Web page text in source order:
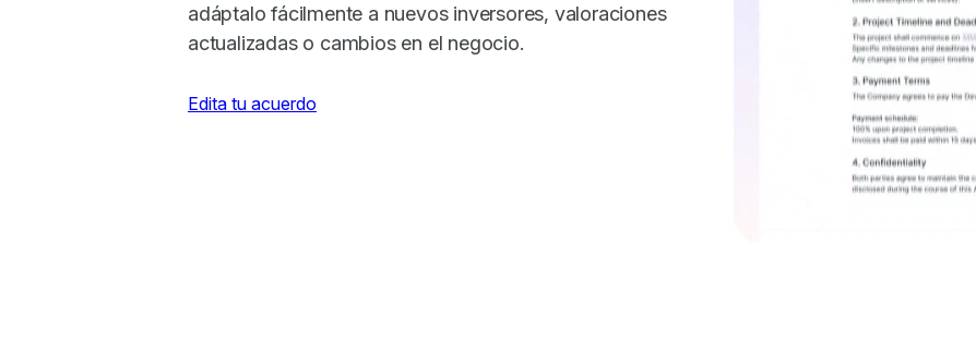
adáptalo fácilmente a nuevos inversores, valoraciones
actualizadas o cambios en el negocio.
Edita tu acuerdo